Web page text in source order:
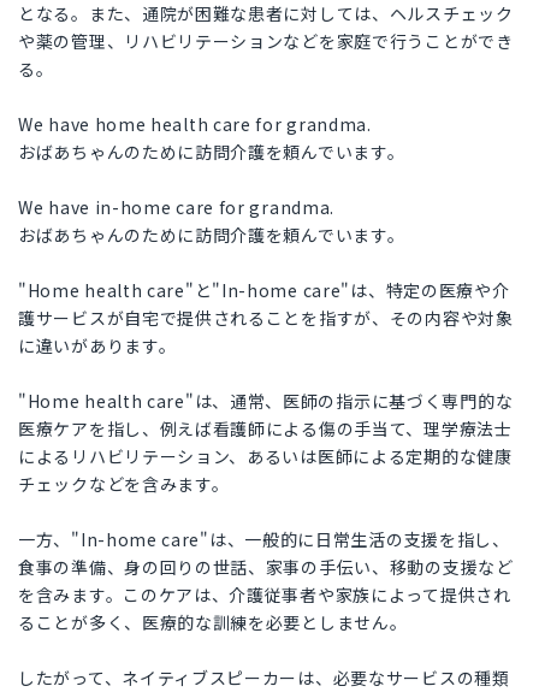
となる。また、通院が困難な患者に対しては、ヘルスチェック
や薬の管理、リハビリテーションなどを家庭で行うことができ
る。
We have home health care for grandma.
おばあちゃんのために訪問介護を頼んでいます。
We have in-home care for grandma.
おばあちゃんのために訪問介護を頼んでいます。
"Home health care"と"In-home care"は、特定の医療や介
護サービスが自宅で提供されることを指すが、その内容や対象
に違いがあります。
"Home health care"は、通常、医師の指示に基づく専門的な
医療ケアを指し、例えば看護師による傷の手当て、理学療法士
によるリハビリテーション、あるいは医師による定期的な健康
チェックなどを含みます。
一方、"In-home care"は、一般的に日常生活の支援を指し、
食事の準備、身の回りの世話、家事の手伝い、移動の支援など
を含みます。このケアは、介護従事者や家族によって提供され
ることが多く、医療的な訓練を必要としません。
したがって、ネイティブスピーカーは、必要なサービスの種類